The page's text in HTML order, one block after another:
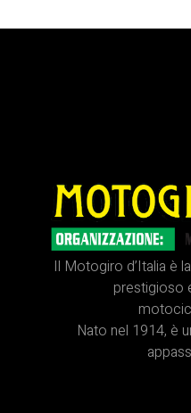
Il Motogiro d’Italia è
prestigioso
Nato nel 1914, è